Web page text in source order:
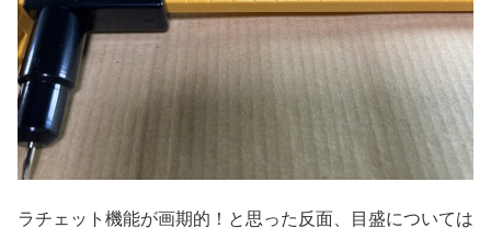
ラチェット機能が画期的！と思った反面、目盛については